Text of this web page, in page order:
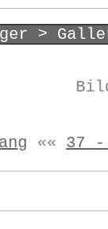
>
«« 37 -